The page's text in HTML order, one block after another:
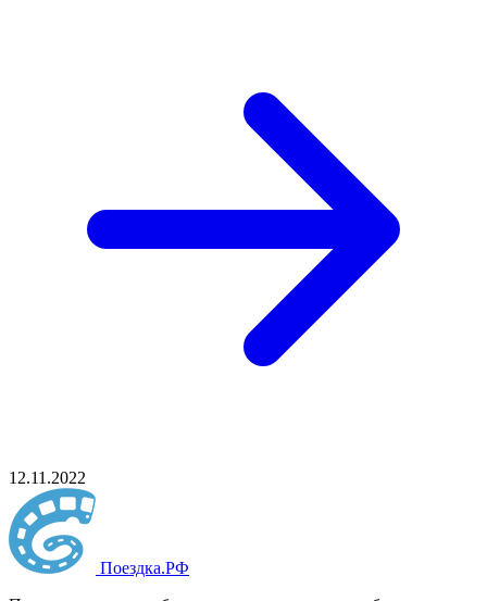
12.11.2022
Поездка.РФ